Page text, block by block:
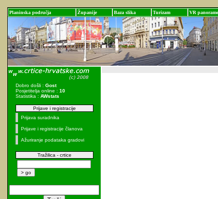
Planinska područja Županije Baza slika Turizam VR panorame
Dobro došli : Gost
Posjetitelja online : 10
Statistika : AWstats
Prijave i registracije
Prijava suradnika
Prijave i registracije članova
Ažuriranje podataka gradovi
Tražilica - crtice